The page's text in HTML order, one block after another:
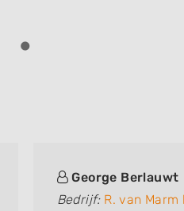
George Berlauwt
Bedrijf: R. van